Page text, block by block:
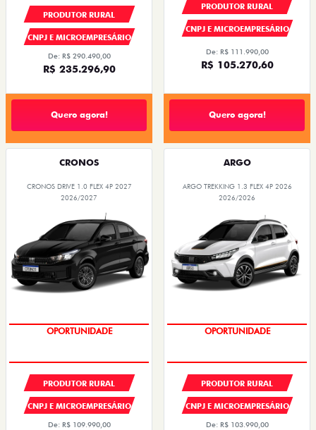
PRODUTOR RURAL
CNPJ E MICROEMPRESÁRIO
De: R$ 290.490,00
R$ 235.296,90
Quero agora!
PRODUTOR RURAL
CNPJ E MICROEMPRESÁRIO
De: R$ 111.990,00
R$ 105.270,60
Quero agora!
CRONOS
CRONOS DRIVE 1.0 FLEX 4P 2027
2026/2027
OPORTUNIDADE
PRODUTOR RURAL
CNPJ E MICROEMPRESÁRIO
De: R$ 109.990,00
ARGO
ARGO TREKKING 1.3 FLEX 4P 2026
2026/2026
PRODUTOR RURAL
CNPJ E MICROEMPRESÁRIO
De: R$ 103.990,00